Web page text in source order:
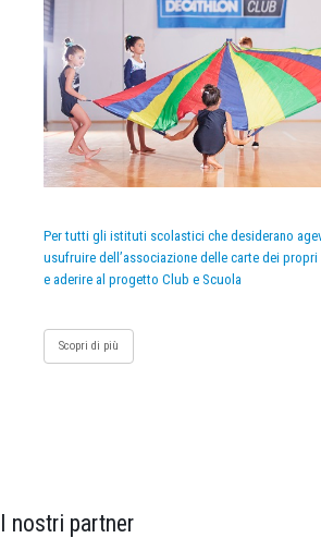
Per tutti gli istituti scolastici che desiderano
usufruire dell’associazione delle carte dei propri
e aderire al progetto Club e Scuola
Scopri di più
I nostri partner